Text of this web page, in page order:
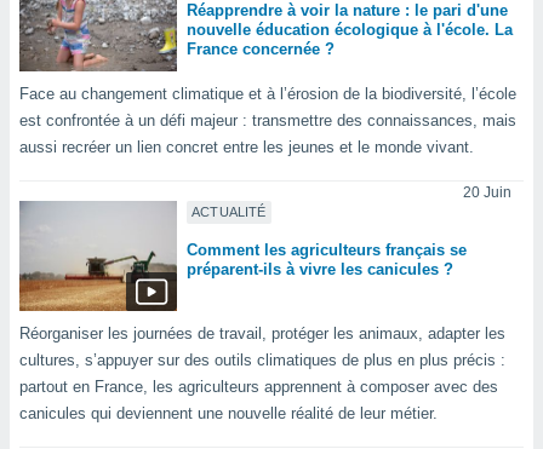
des
des
ou
Réapprendre à voir la nature : le pari d'une
nouvelle éducation écologique à l'école. La
France concernée ?
Face au changement climatique et à l’érosion de la biodiversité, l’école
est confrontée à un défi majeur : transmettre des connaissances, mais
aussi recréer un lien concret entre les jeunes et le monde vivant.
ACTUALITÉ
20 Juin
Comment les agriculteurs français se
préparent-ils à vivre les canicules ?
Réorganiser les journées de travail, protéger les animaux, adapter les
cultures, s’appuyer sur des outils climatiques de plus en plus précis :
partout en France, les agriculteurs apprennent à composer avec des
canicules qui deviennent une nouvelle réalité de leur métier.